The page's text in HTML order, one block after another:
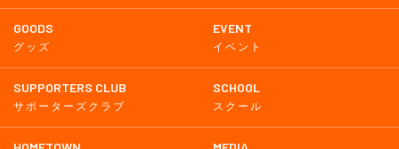
GOODS
グッズ
EVENT
イベント
SUPPORTERS CLUB
サポーターズクラブ
SCHOOL
スクール